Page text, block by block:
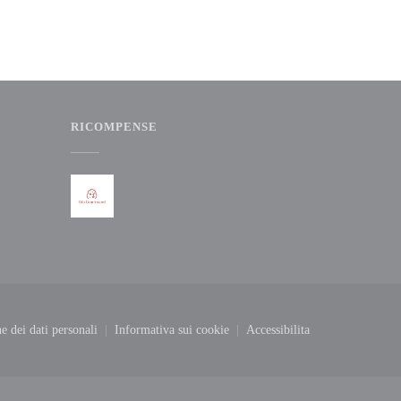
RICOMPENSE
dei dati personali
((apre una nuova finestra))
Informativa sui cookie
((apre una nuova finestra))
Accessibilita